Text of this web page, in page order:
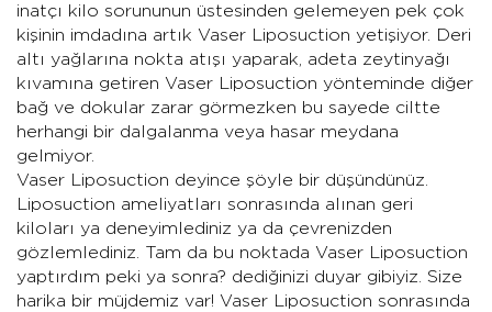
inatçı kilo sorununun üstesinden gelemeyen pek çok
kişinin imdadına artık Vaser Liposuction yetişiyor. Deri
altı yağlarına nokta atışı yaparak, adeta zeytinyağı
kıvamına getiren Vaser Liposuction yönteminde diğer
bağ ve dokular zarar görmezken bu sayede ciltte
herhangi bir dalgalanma veya hasar meydana
gelmiyor.
Vaser Liposuction deyince şöyle bir düşündünüz.
Liposuction ameliyatları sonrasında alınan geri
kiloları ya deneyimlediniz ya da çevrenizden
gözlemlediniz. Tam da bu noktada Vaser Liposuction
yaptırdım peki ya sonra? dediğinizi duyar gibiyiz. Size
harika bir müjdemiz var! Vaser Liposuction sonrasında